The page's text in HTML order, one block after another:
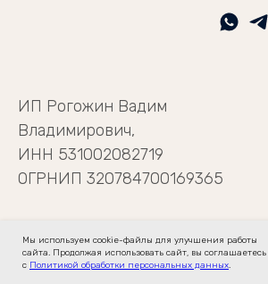
Мы используем cookie-файлы для улучшения работы
сайта. Продолжая использовать сайт, вы соглашаетесь
с Политикой обработки персональных данных.
ИП Рогожин Вадим
Владимирович,
ИНН 531002082719
ОГРНИП 320784700169365